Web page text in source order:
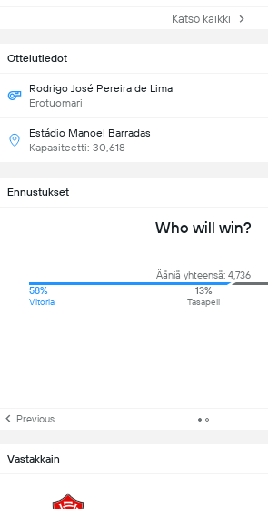
Katso kaikki
Ottelutiedot
Rodrigo José Pereira de Lima
Erotuomari
Estádio Manoel Barradas
Kapasiteetti: 30,618
Ennustukset
Who will win?
Ääniä yhteensä: 4,736
58%
Vitoria
13%
Tasapeli
Previous
Vastakkain